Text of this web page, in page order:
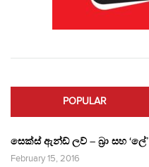
POPULAR
සෙක්ස් ඇන්ඩ් ලව් – බ්‍රා සහ ‘ලේ’
February 15, 2016